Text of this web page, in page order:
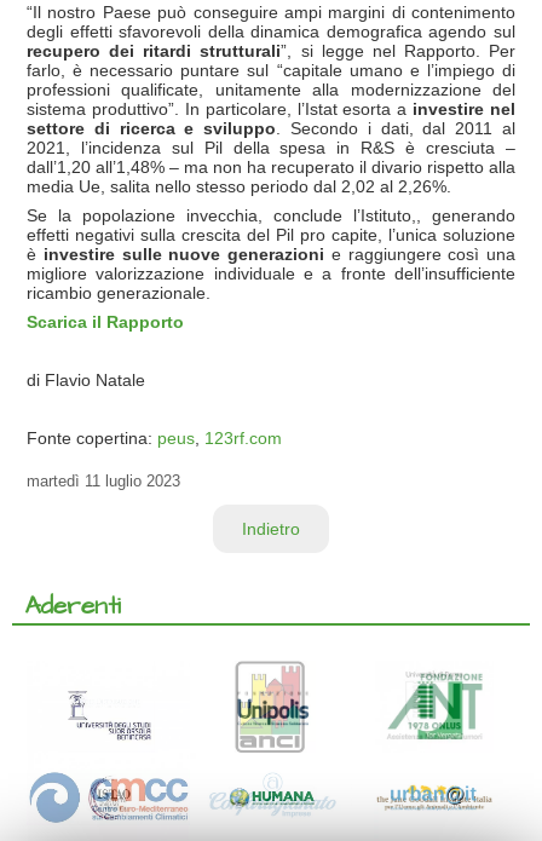
“Il nostro Paese può conseguire ampi margini di contenimento
degli effetti sfavorevoli della dinamica demografica agendo sul
recupero dei ritardi strutturali”, si legge nel Rapporto. Per
farlo, è necessario puntare sul “capitale umano e l’impiego di
professioni qualificate, unitamente alla modernizzazione del
sistema produttivo”. In particolare, l’Istat esorta a investire nel
settore di ricerca e sviluppo . Secondo i dati, dal 2011 al
2021, l’incidenza sul Pil della spesa in R&S è cresciuta –
dall’1,20 all’1,48% – ma non ha recuperato il divario rispetto alla
media Ue, salita nello stesso periodo dal 2,02 al 2,26%.
Se la popolazione invecchia, conclude l’Istituto,, generando
effetti negativi sulla crescita del Pil pro capite, l’unica soluzione
è investire sulle nuove generazioni e raggiungere così una
migliore valorizzazione individuale e a fronte dell’insufficiente
ricambio generazionale.
Scarica il Rapporto
di Flavio Natale
Fonte copertina: peus 123rf.com
martedì 11 luglio 2023
Indietro
Aderenti